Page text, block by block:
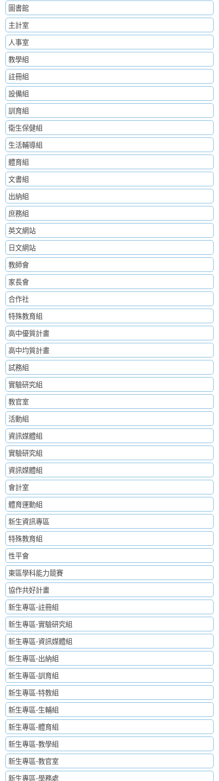
圖書館
主計室
人事室
教學組
註冊組
設備組
訓育組
衛生保健組
生活輔導組
體育組
文書組
出納組
庶務組
英文網站
日文網站
教師會
家長會
合作社
特殊教育組
高中優質計畫
高中均質計畫
試務組
實驗研究組
教官室
活動組
資訊媒體組
實驗研究組
資訊媒體組
會計室
體育運動組
新生資訊專區
特殊教育組
性平會
東區學科能力競賽
協作共好計畫
新生專區-註冊組
新生專區-實驗研究組
新生專區-資訊媒體組
新生專區-出納組
新生專區-訓育組
新生專區-特教組
新生專區-生輔組
新生專區-體育組
新生專區-教學組
新生專區-教官室
新生專區-學務處